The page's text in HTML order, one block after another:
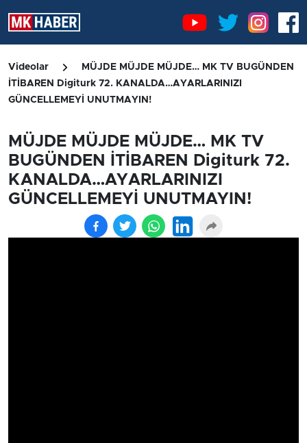
Videolar
MÜJDE MÜJDE MÜJDE… MK TV BUGÜNDEN
İTİBAREN Digiturk 72. KANALDA…AYARLARINIZI
GÜNCELLEMEYİ UNUTMAYIN!
MÜJDE MÜJDE MÜJDE… MK TV
BUGÜNDEN İTİBAREN Digiturk 72.
KANALDA…AYARLARINIZI
GÜNCELLEMEYİ UNUTMAYIN!